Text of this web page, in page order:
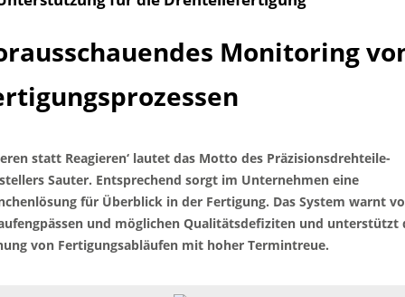
Monitoring
statt Reagieren‘ lautet das Motto des Präzisionsdrehteile-
Sauter. Entsprechend sorgt im Unternehmen eine
für Überblick in der Fertigung. Das System warnt
und möglichen Qualitätsdefiziten und unterstützt
von Fertigungsabläufen mit hoher Termintreue.